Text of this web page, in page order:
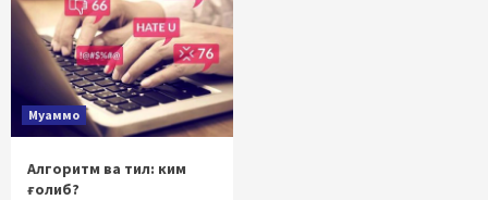
Муаммо
Алгоритм ва тил: ким
ғолиб?